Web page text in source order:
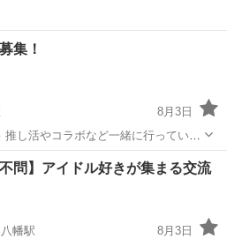
集！
8月3日
が好きなので1つでも当て...
不問】アイドル好きが集まる交流
幡駅
8月3日